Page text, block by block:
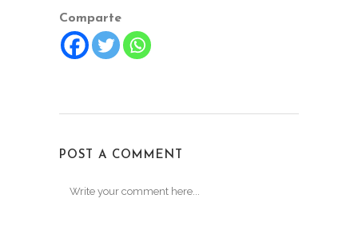
Comparte
POST A COMMENT